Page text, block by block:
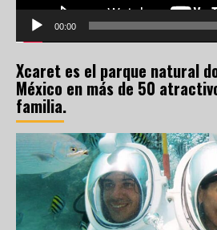
00:00
Xcaret es el parque natural
México en más de 50
familia.